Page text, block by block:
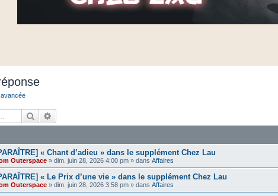
Rechercher
« Chant d’adieu » dans le supplément Chez Lau
Outerspace » dim. juin 28, 2026 4:00 pm » dans Affaires
« Le Prix d’une vie » dans le supplément Chez Lau
Outerspace » dim. juin 28, 2026 3:58 pm » dans Affaires